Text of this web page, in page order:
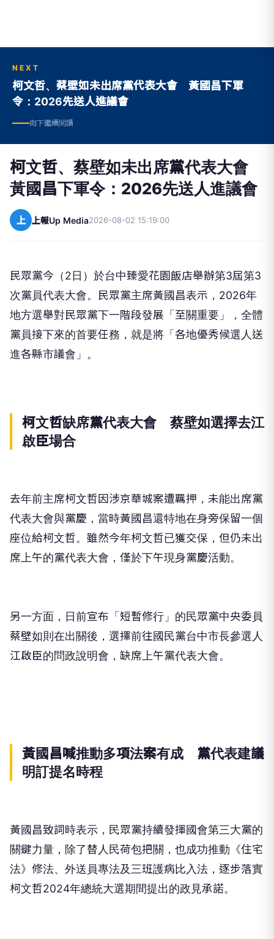
NEXT
柯文哲、蔡壁如未出席黨代表大會 黃國昌下軍
令：2026先送人進議會
向下繼續閱讀
柯文哲、蔡壁如未出席黨代表大會
黃國昌下軍令：2026先送人進議會
上 上報Up Media2026-08-02 15:19:00
民眾黨今（2日）於台中臻愛花園飯店舉辦第3屆第3
次黨員代表大會。民眾黨主席黃國昌表示，2026年
地方選舉對民眾黨下一階段發展「至關重要」，全體
黨員接下來的首要任務，就是將「各地優秀候選人送
進各縣市議會」。
柯文哲缺席黨代表大會 蔡壁如選擇去江
啟臣場合
去年前主席柯文哲因涉京華城案遭羈押，未能出席黨
代表大會與黨慶，當時黃國昌還特地在身旁保留一個
座位給柯文哲。雖然今年柯文哲已獲交保，但仍未出
席上午的黨代表大會，僅於下午現身黨慶活動。
另一方面，日前宣布「短暫修行」的民眾黨中央委員
蔡壁如則在出關後，選擇前往國民黨台中市長參選人
江啟臣的問政說明會，缺席上午黨代表大會。
黃國昌喊推動多項法案有成 黨代表建議
明訂提名時程
黃國昌致詞時表示，民眾黨持續發揮國會第三大黨的
關鍵力量，除了替人民荷包把關，也成功推動《住宅
法》修法、外送員專法及三班護病比入法，逐步落實
柯文哲2024年總統大選期間提出的政見承諾。